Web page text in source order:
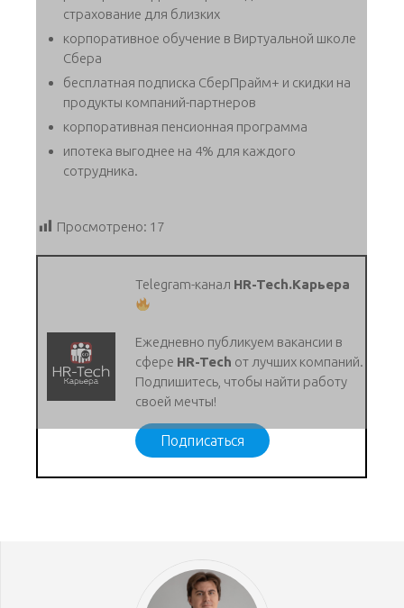
страхование для близких
корпоративное обучение в Виртуальной школе
Сбера
бесплатная подписка СберПрайм+ и скидки на
продукты компаний-партнеров
корпоративная пенсионная программа
ипотека выгоднее на 4% для каждого
сотрудника.
Просмотрено: 17
Telegram-канал HR-Tech.Карьера
Ежедневно публикуем вакансии в
сфере HR-Tech от лучших компаний.
Подпишитесь, чтобы найти работу
своей мечты!
Подписаться